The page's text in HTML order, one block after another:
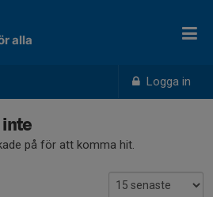
Logga in
alla
på för att komma hit.